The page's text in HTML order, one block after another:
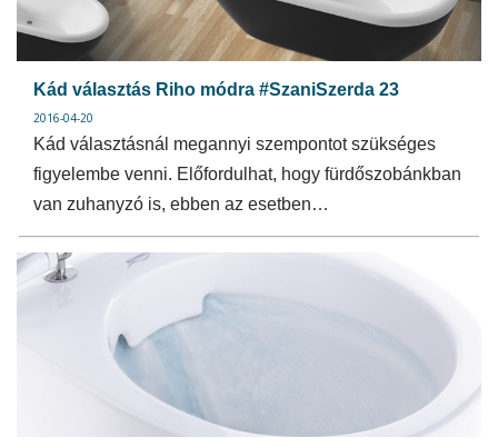
Kád választás Riho módra #SzaniSzerda 23
2016-04-20
Kád választásnál megannyi szempontot szükséges
figyelembe venni. Előfordulhat, hogy fürdőszobánkban
van zuhanyzó is, ebben az esetben…